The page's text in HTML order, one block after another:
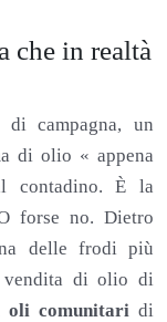
che in realtà
di campagna, un
di olio « appena
contadino. È la
forse no. Dietro
delle frodi più
vendita di olio di
oli comunitari di